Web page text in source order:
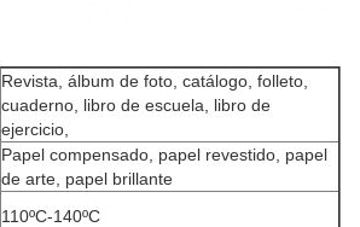
Revista, álbum de foto, catálogo, folleto,
cuaderno, libro de escuela, libro de
ejercicio,
Papel compensado, papel revestido, papel
de arte, papel brillante
110ºC-140ºC